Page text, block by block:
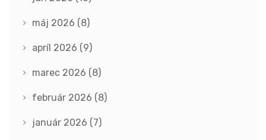
máj 2026 (8)
apríl 2026 (9)
marec 2026 (8)
február 2026 (8)
január 2026 (7)